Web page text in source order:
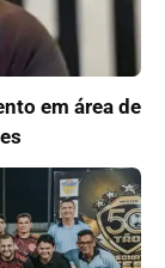
em área de